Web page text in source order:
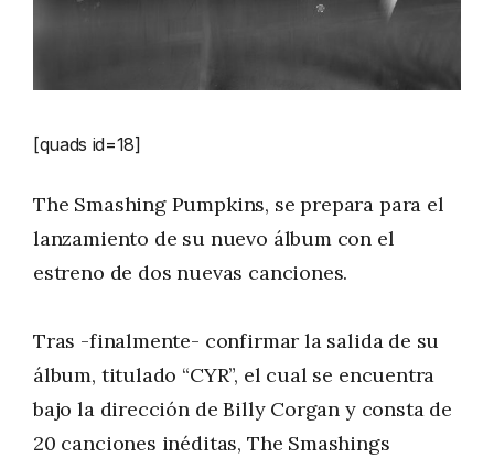
[quads id=18]
The Smashing Pumpkins, se prepara para el
lanzamiento de su nuevo álbum con el
estreno de dos nuevas canciones.
Tras -finalmente- confirmar la salida de su
álbum, titulado “CYR”, el cual se encuentra
bajo la dirección de Billy Corgan y consta de
20 canciones inéditas, The Smashings